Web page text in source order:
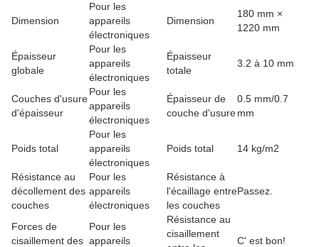
Dimension
Pour les
appareils
électroniques
Dimension
180 mm ×
1220 mm
Épaisseur
globale
Pour les
appareils
électroniques
Épaisseur
totale
3.2 à 10 mm
Couches d'usure
d'épaisseur
Pour les
appareils
électroniques
Épaisseur de
couche d'usure
0.5 mm/0.7
mm
Poids total
Pour les
appareils
électroniques
Poids total 14 kg/m2
Résistance au
décollement des
couches
Pour les
appareils
électroniques
Résistance à
l'écaillage entre
les couches
Passez.
Forces de
cisaillement des
Pour les
appareils
Résistance au
cisaillement
C' est bon!